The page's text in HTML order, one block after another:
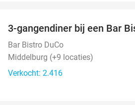
3-gangendiner bij een Bar
Bar Bistro DuCo
Middelburg (+9 locaties)
Verkocht: 2.416